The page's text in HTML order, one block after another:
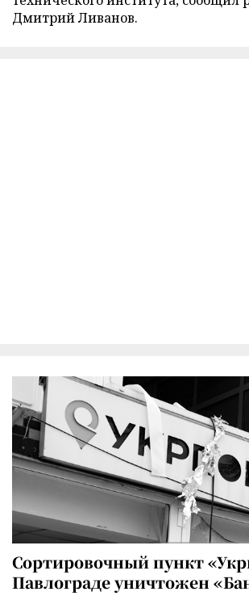
Дмитрий Ливанов.
Сортировочный пункт
Павлограде уничтожен